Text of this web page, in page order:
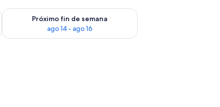
semana ago 7 - ago 9
Próximo fin de semana
ago 14 - ago 16
Consulta la disponibilidad para el próximo fin de semana ago
madera, una mesita de noche, un aparador y una puerta que da a otra